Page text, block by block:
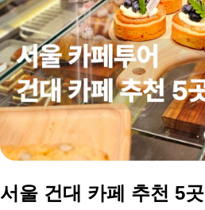
서울 건대 카페 추천 5곳